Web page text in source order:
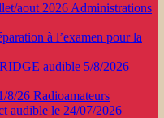
aout 2026 Administrations
à l’examen pour la
audible 5/8/2026
8/26 Radioamateurs
audible le 24/07/2026